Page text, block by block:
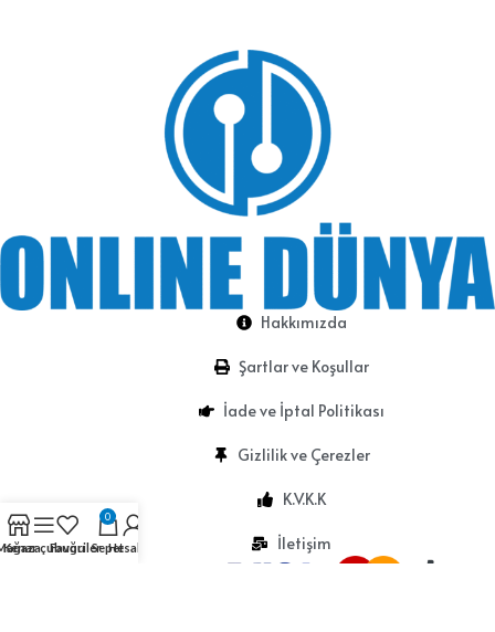
Hakkımızda
Şartlar ve Koşullar
İade ve İptal Politikası
Gizlilik ve Çerezler
K.V.K.K
İletişim
Kenar çubuğu
Favoriler
0
SepetHesabım